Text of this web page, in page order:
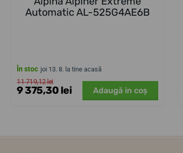
Automatic AL-525G4AE6B
În stoc joi 13. 8. la tine acasă
11 719,12 lei
9 375,30 lei Adaugă in coş